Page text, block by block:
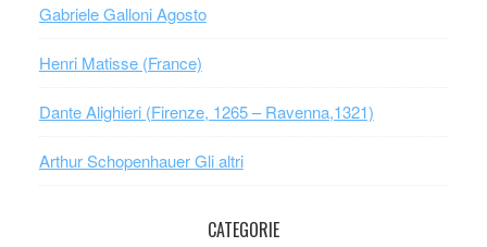
Gabriele Galloni Agosto
Henri Matisse (France)
Dante Alighieri (Firenze, 1265 – Ravenna,1321)
Arthur Schopenhauer Gli altri
CATEGORIE